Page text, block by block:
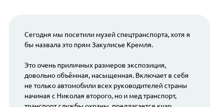
Сегодня мы посетили музей спецтранспорта, хотя я
бы назвала это прям Закулисье Кремля.
Это очень приличных размеров экспозиция,
довольно объёмная, насыщенная. Включает в себя
не только автомобили всех руководителей страны
начиная с Николая второго, но и мед транспорт,